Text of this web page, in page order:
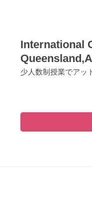
International
少人数制授業でアッ